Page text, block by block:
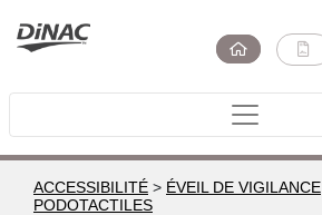
ACCESSIBILITÉ > ÉVEIL DE VIGILANCE
PODOTACTILES